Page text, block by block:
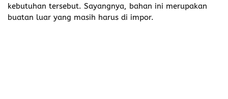
kebutuhan tersebut. Sayangnya, bahan ini merupakan
buatan luar yang masih harus di impor.